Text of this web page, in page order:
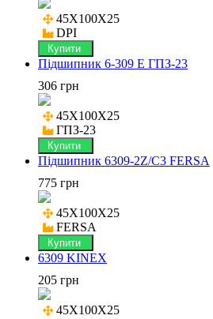
45X100X25
DPI
Купити
Підшипник 6-309 Е ГПЗ-23
306 грн
45X100X25
ГПЗ-23
Купити
Підшипник 6309-2Z/C3 FERSA
775 грн
45X100X25
FERSA
Купити
6309 KINEX
205 грн
45X100X25